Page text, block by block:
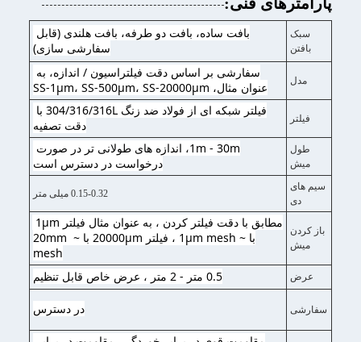
سبک
بافتن
سفارشی سازی)
مدل
عنوان مثال، SS-1μm، SS-500μm، SS-20000μm
فیلتر
دقت تصفیه
طول
میش
درخواست در دسترس است
سیم های
دی
0.15-0.32 میلی متر
باز کردن
میش
با ~ 1μm mesh ، فیلتر 20000μm با ~ 20mm
mesh
عرض 0.5 متر - 2 متر ، عرض خاص قابل تنظیم
سفارشی در دسترس